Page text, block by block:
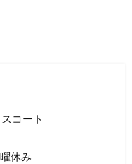
コート
休み